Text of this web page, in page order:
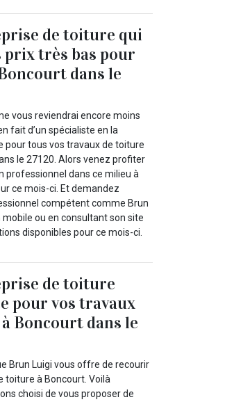
de toiture qui
très bas pour
dans le
vous reviendrai encore moins
fait d’un spécialiste en la
pour tous vos travaux de toiture
le 27120. Alors venez profiter
professionnel dans ce milieu à
ce mois-ci. Et demandez
compétent comme Brun
ou en consultant son site
disponibles pour ce mois-ci.
de toiture
pour vos travaux
Boncourt dans le
Brun Luigi vous offre de recourir
toiture à Boncourt. Voilà
choisi de vous proposer de